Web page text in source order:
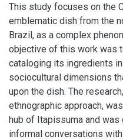
This study focuses on the
emblematic dish from the
Brazil, as a complex
objective of this work was
cataloging its ingredients
sociocultural dimensions
upon the dish. The
ethnographic approach,
hub of Itapissuma and
informal conversations